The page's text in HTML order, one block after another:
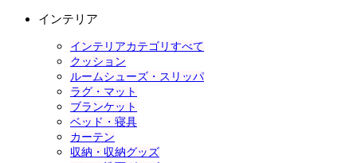
インテリア
インテリアカテゴリすべて
クッション
ルームシューズ・スリッパ
ラグ・マット
ブランケット
ベッド・寝具
カーテン
収納・収納グッズ